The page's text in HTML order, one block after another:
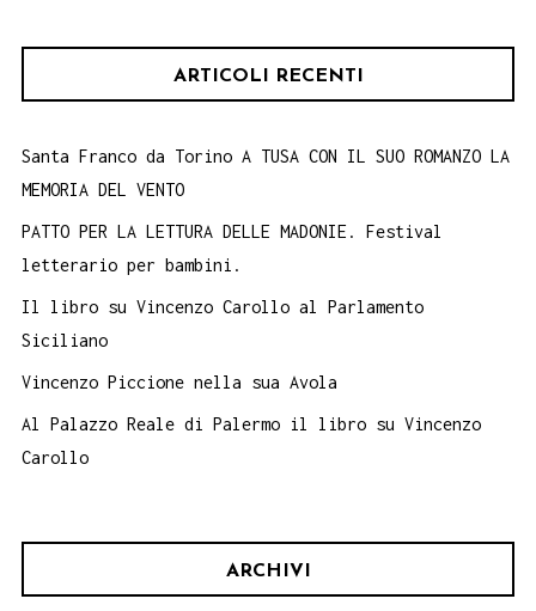
ARTICOLI RECENTI
Santa Franco da Torino A TUSA CON IL SUO ROMANZO LA
MEMORIA DEL VENTO
PATTO PER LA LETTURA DELLE MADONIE. Festival
letterario per bambini.
Il libro su Vincenzo Carollo al Parlamento
Siciliano
Vincenzo Piccione nella sua Avola
Al Palazzo Reale di Palermo il libro su Vincenzo
Carollo
ARCHIVI